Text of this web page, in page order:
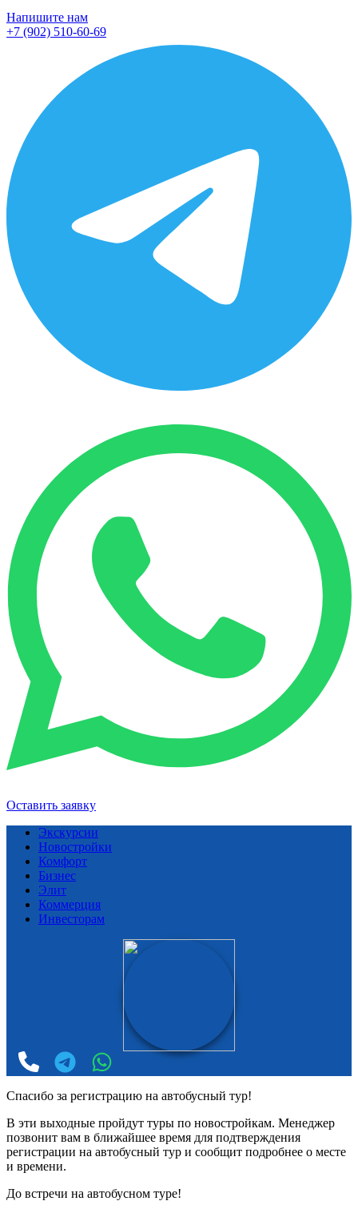
Напишите нам
+7 (902) 510-60-69
Оставить заявку
Экскурсии
Новостройки
Комфорт
Бизнес
Элит
Коммерция
Инвесторам
Спасибо за регистрацию на автобусный тур!
В эти выходные пройдут туры по новостройкам. Менеджер
позвонит вам в ближайшее время для подтверждения
регистрации на автобусный тур и сообщит подробнее о месте
и времени.
До встречи на автобусном туре!